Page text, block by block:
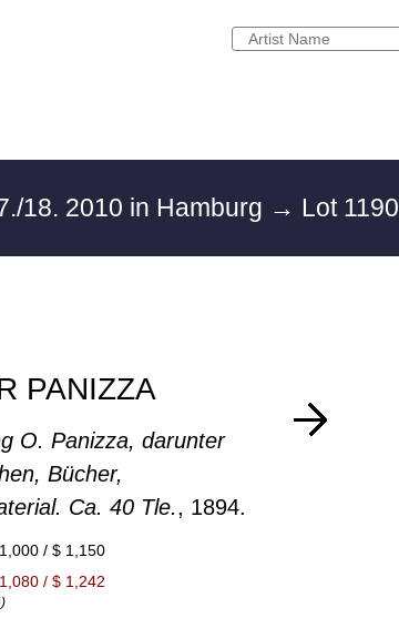
18. 2010 in Hamburg → Lot 1190
PANIZZA
O. Panizza, darunter
Bücher,
Ca. 40 Tle., 1894.
/ $ 1,150
/ $ 1,242